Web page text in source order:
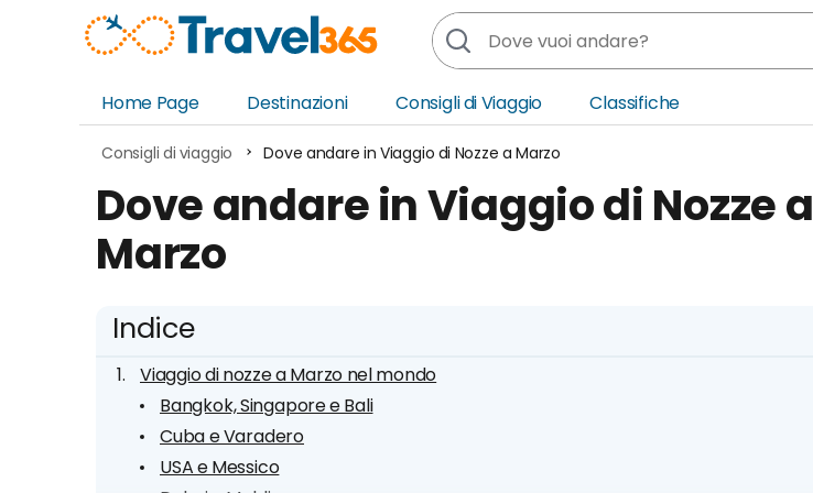
Home Page
Destinazioni
Asia
Europa
Oceania
Nord America
America Centrale
Consigli di Viaggio Classifiche
Consigli di viaggio Dove andare in Viaggio di Nozze a Marzo
Dove andare in Viaggio di Nozze a
Marzo
Indice
Viaggio di nozze a Marzo nel mondo
Bangkok, Singapore e Bali
Cuba e Varadero
USA e Messico